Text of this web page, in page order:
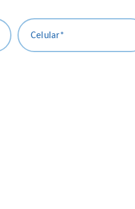
Celular*